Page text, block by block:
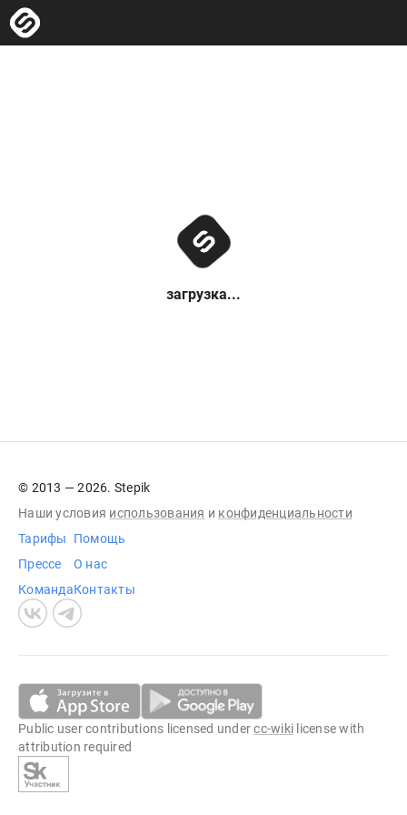
загрузка...
© 2013 — 2026. Stepik
Наши условия использования и конфиденциальности
Тарифы
Прессе
Команда
Помощь
О нас
Контакты
Public user contributions licensed undercc-wiki license with
attribution required